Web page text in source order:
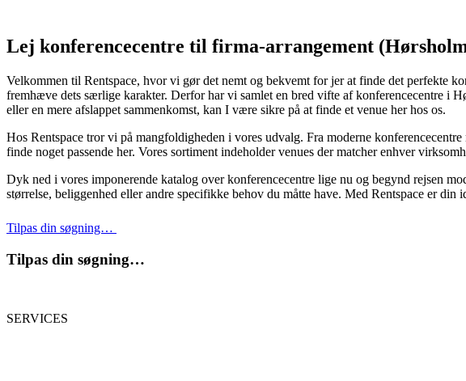
Lej konferencecentre til firma-arrangement
Velkommen til Rentspace, hvor vi gør det nemt og bekvemt for jer at finde det perfekte
fremhæve dets særlige karakter. Derfor har vi samlet en bred vifte af konferencecentre i
eller en mere afslappet sammenkomst, kan I være sikre på at finde et venue her hos os.
Hos Rentspace tror vi på mangfoldigheden i vores udvalg. Fra moderne
finde noget passende her. Vores sortiment indeholder venues der matcher enhver
Dyk ned i vores imponerende katalog over konferencecentre lige nu og begynd rejsen
størrelse, beliggenhed eller andre specifikke behov du måtte have. Med Rentspace er
Tilpas din søgning…
Tilpas din søgning…
SERVICES